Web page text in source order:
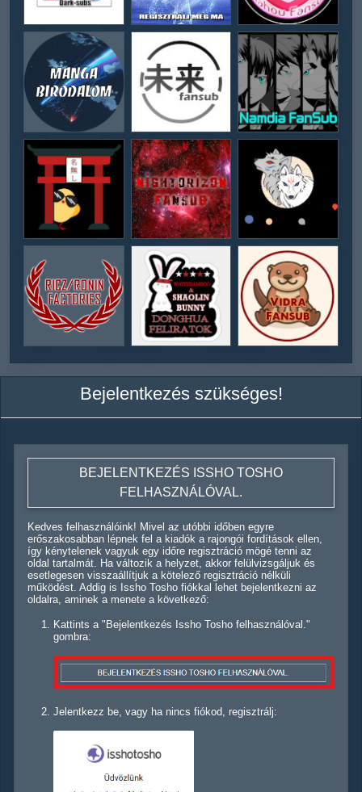
Bejelentkezés szükséges!
BEJELENTKEZÉS ISSHO TOSHO
FELHASZNÁLÓVAL.
Kedves felhasználóink! Mivel az utóbbi időben egyre
erőszakosabban lépnek fel a kiadók a rajongói fordítások ellen,
így kénytelenek vagyuk egy időre regisztráció mögé tenni az
oldal tartalmát. Ha változik a helyzet, akkor felülvizsgáljuk és
esetlegesen visszaállítjuk a kötelező regisztráció nélküli
működést. Addig is Issho Tosho fiókkal lehet bejelentkezni az
oldalra, aminek a menete a következő:
Kattints a "Bejelentkezés Issho Tosho felhasználóval."
gombra:
Jelentkezz be, vagy ha nincs fiókod, regisztrálj: